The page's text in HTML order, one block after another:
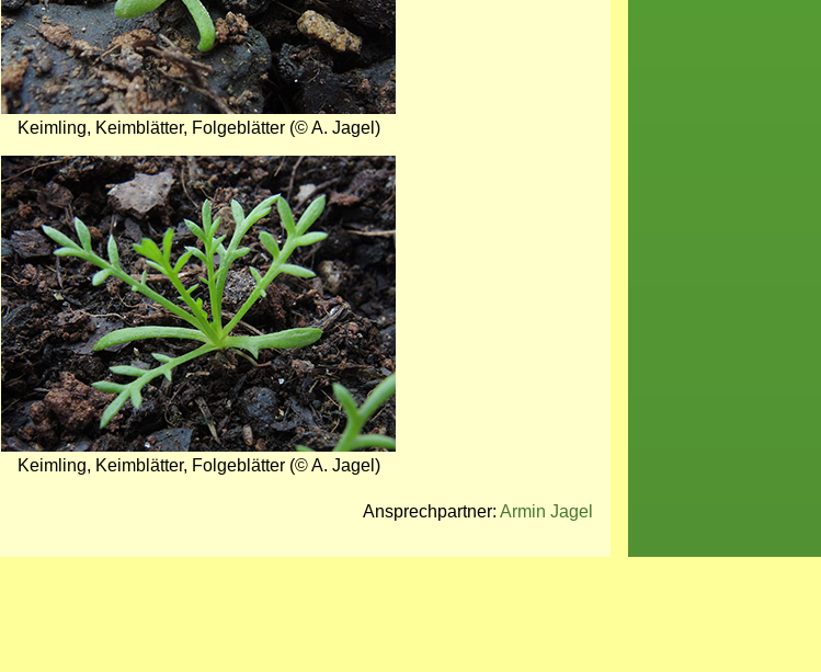
Keimling, Keimblätter, Folgeblätter (© A. Jagel)
Bild
Keimling, Keimblätter, Folgeblätter (© A. Jagel)
Ansprechpartner: Armin Jagel